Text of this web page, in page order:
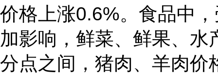
价格上涨0.6%。食品中
加影响，鲜菜、鲜果、
分点之间，猪肉、羊肉